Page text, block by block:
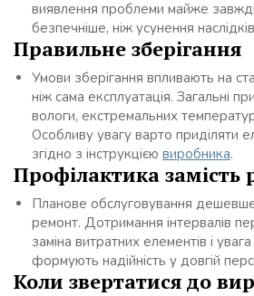
виявлення проблеми майже
безпечніше, ніж усунення
Правильне зберігання
Умови зберігання впливають на
ніж сама експлуатація. Загальні
вологи, екстремальних температур
Особливу увагу варто приділяти
згідно з інструкцією виробника.
Профілактика замість
Планове обслуговування
ремонт. Дотримання інтервалів
заміна витратних елементів і
формують надійність у довгій
Коли звертатися до